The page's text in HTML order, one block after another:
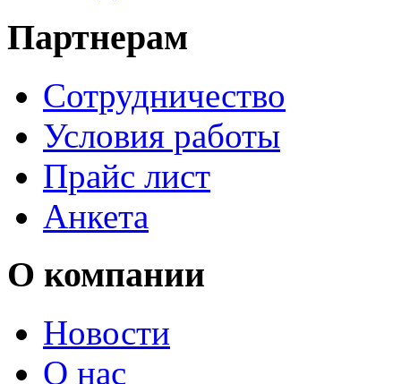
Партнерам
Сотрудничество
Условия работы
Прайс лист
Анкета
О компании
Новости
О нас